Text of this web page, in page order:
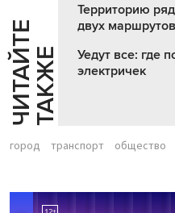
Ч
И
Т
АЙ
Т
Е
Т
А
К
ЖЕ
Территорию
двух
Уедут все: где
электричек
город транспорт общество